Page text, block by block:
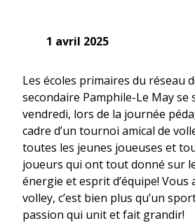
1 avril 2025
Les écoles primaires du réseau
secondaire Pamphile-Le May se
vendredi, lors de la journée
cadre d’un tournoi amical de
toutes les jeunes joueuses et
joueurs qui ont tout donné sur
énergie et esprit d’équipe! Vous
volley, c’est bien plus qu’un
passion qui unit et fait grandir!